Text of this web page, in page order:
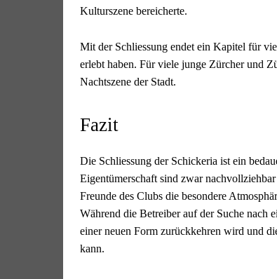
Kulturszene bereicherte.
Mit der Schliessung endet ein Kapitel für
erlebt haben. Für viele junge Zürcher und
Nachtszene der Stadt.
Fazit
Die Schliessung der Schickeria ist ein
Eigentümerschaft sind zwar
Freunde des Clubs die besondere
Während die Betreiber auf der Suche nach
einer neuen Form zurückkehren wird und
kann.